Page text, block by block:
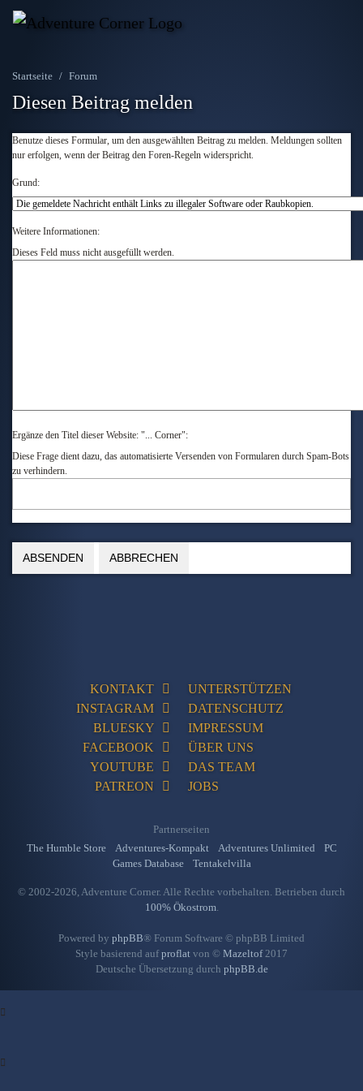
Startseite Forum
Diesen Beitrag melden
Benutze dieses Formular, um den ausgewählten Beitrag zu melden. Meldungen sollten
nur erfolgen, wenn der Beitrag den Foren-Regeln widerspricht.
Grund:
Weitere Informationen:
Dieses Feld muss nicht ausgefüllt werden.
Ergänze den Titel dieser Website: "... Corner":
Diese Frage dient dazu, das automatisierte Versenden von Formularen durch Spam-Bots
zu verhindern.
KONTAKT
INSTAGRAM
BLUESKY
FACEBOOK
YOUTUBE
PATREON
UNTERSTÜTZEN
DATENSCHUTZ
IMPRESSUM
ÜBER UNS
DAS TEAM
JOBS
Partnerseiten
The Humble Store
Adventures-Kompakt Adventures Unlimited
PC
Games Database
Tentakelvilla
© 2002-2026, Adventure Corner. Alle Rechte vorbehalten. Betrieben durch
100% Ökostrom.
Powered by phpBB® Forum Software © phpBB Limited
Style basierend auf proflat von © Mazeltof2017
Deutsche Übersetzung durch phpBB.de